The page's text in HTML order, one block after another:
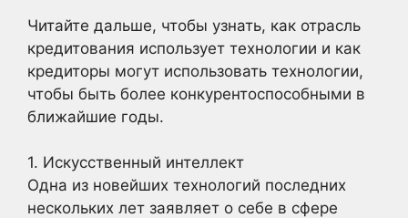
Читайте дальше, чтобы узнать, как отрасль
кредитования использует технологии и как
кредиторы могут использовать технологии,
чтобы быть более конкурентоспособными в
ближайшие годы.
1. Искусственный интеллект
Одна из новейших технологий последних
нескольких лет заявляет о себе в сфере